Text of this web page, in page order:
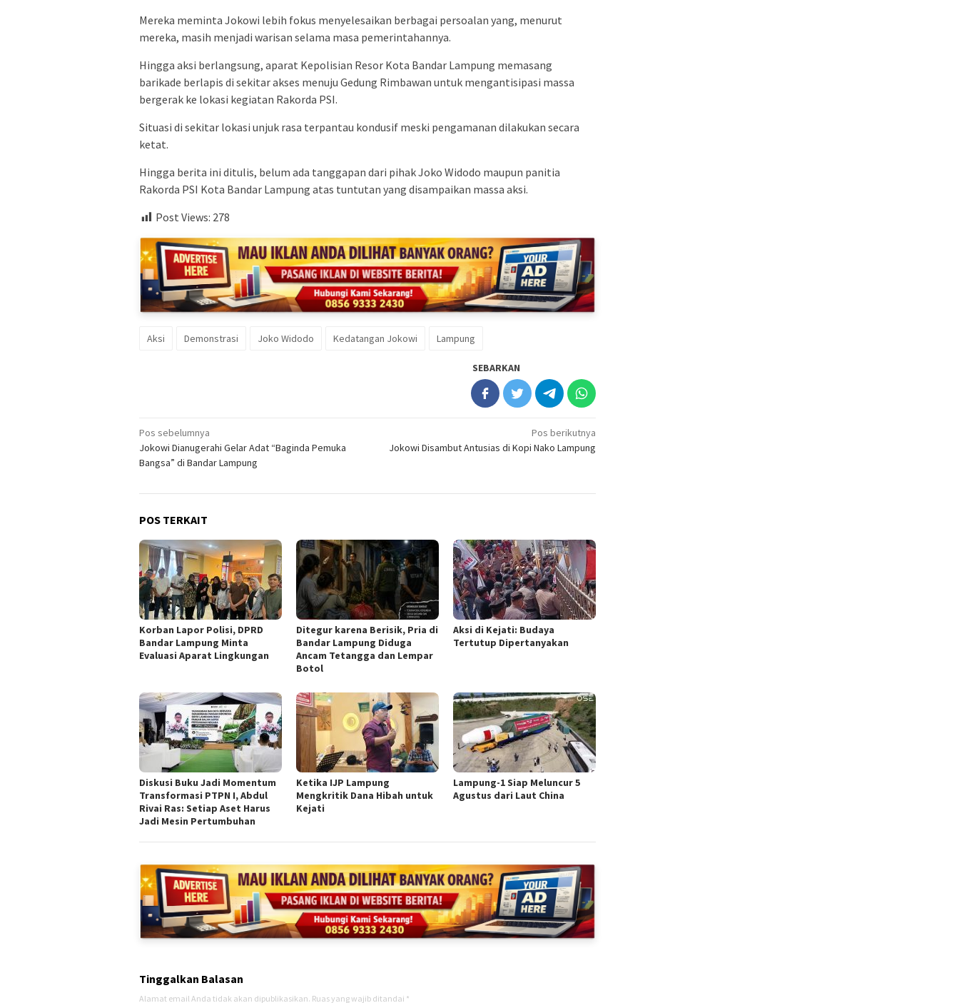
Mereka meminta Jokowi lebih fokus menyelesaikan berbagai persoalan yang, menurut
mereka, masih menjadi warisan selama masa pemerintahannya.
Hingga aksi berlangsung, aparat Kepolisian Resor Kota Bandar Lampung memasang
barikade berlapis di sekitar akses menuju Gedung Rimbawan untuk mengantisipasi massa
bergerak ke lokasi kegiatan Rakorda PSI.
Situasi di sekitar lokasi unjuk rasa terpantau kondusif meski pengamanan dilakukan secara
ketat.
Hingga berita ini ditulis, belum ada tanggapan dari pihak Joko Widodo maupun panitia
Rakorda PSI Kota Bandar Lampung atas tuntutan yang disampaikan massa aksi.
Post Views: 278
Aksi Demonstrasi Joko Widodo Kedatangan Jokowi Lampung
SEBARKAN
Navigasi
pos
Pos sebelumnya
Jokowi Dianugerahi Gelar Adat “Baginda Pemuka
Bangsa” di Bandar Lampung
Pos berikutnya
Jokowi Disambut Antusias di Kopi Nako Lampung
POS TERKAIT
Korban Lapor Polisi, DPRD
Bandar Lampung Minta
Evaluasi Aparat Lingkungan
Ditegur karena Berisik, Pria di
Bandar Lampung Diduga
Ancam Tetangga dan Lempar
Botol
Aksi di Kejati: Budaya
Tertutup Dipertanyakan
Diskusi Buku Jadi Momentum
Transformasi PTPN I, Abdul
Rivai Ras: Setiap Aset Harus
Jadi Mesin Pertumbuhan
Ketika IJP Lampung
Mengkritik Dana Hibah untuk
Kejati
Lampung-1 Siap Meluncur 5
Agustus dari Laut China
Tinggalkan Balasan
Alamat email Anda tidak akan dipublikasikan. Ruas yang wajib ditandai *